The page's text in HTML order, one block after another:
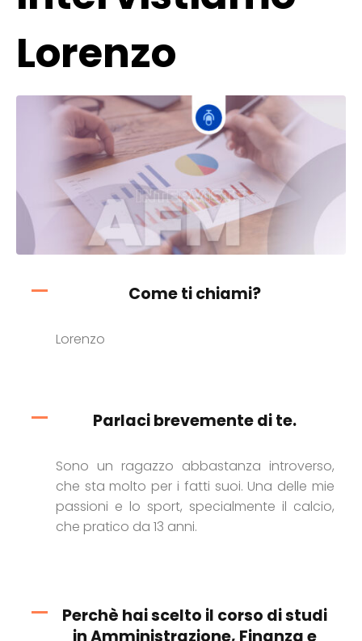
Lorenzo
Come ti chiami?
Lorenzo
Parlaci brevemente di te.
Sono un ragazzo abbastanza introverso,
che sta molto per i fatti suoi. Una delle mie
passioni e lo sport, specialmente il calcio,
che pratico da 13 anni.
Perchè hai scelto il corso di studi
in Amministrazione, Finanza e